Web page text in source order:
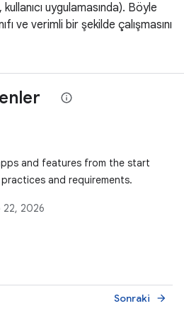
uygulamasında). Böyle
ve verimli bir şekilde çalışmasını
and features from the start
and requirements.
22, 2026
Sonraki arrow_forward